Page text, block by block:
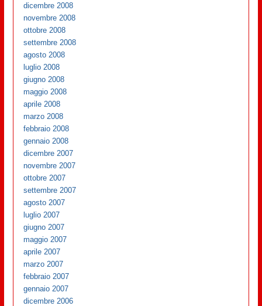
dicembre 2008
novembre 2008
ottobre 2008
settembre 2008
agosto 2008
luglio 2008
giugno 2008
maggio 2008
aprile 2008
marzo 2008
febbraio 2008
gennaio 2008
dicembre 2007
novembre 2007
ottobre 2007
settembre 2007
agosto 2007
luglio 2007
giugno 2007
maggio 2007
aprile 2007
marzo 2007
febbraio 2007
gennaio 2007
dicembre 2006